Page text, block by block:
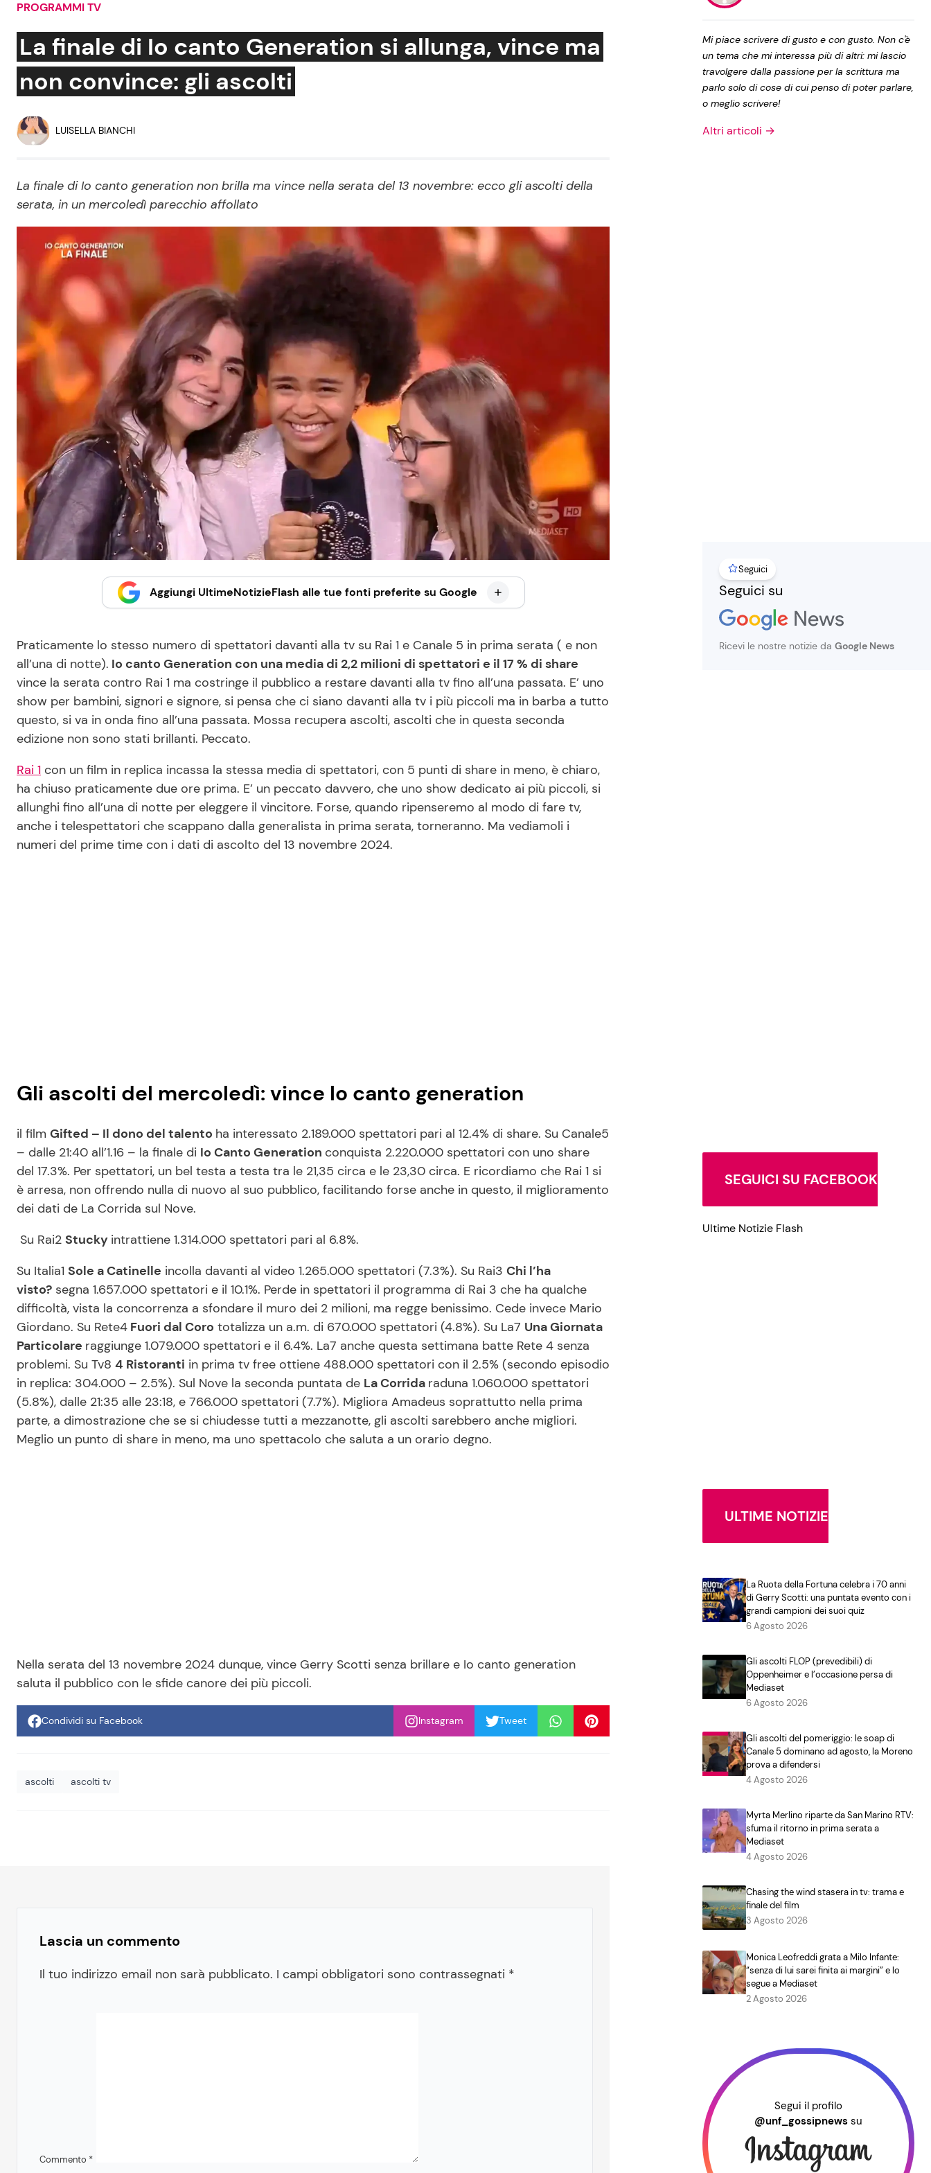
Social News
News dal mondo
Benessere
Mondo Mamma
News benessere
Viaggi e Turismo
Festività
Le Ricette in TV
Ricette Facili e Veloci
Ricette Feste
Ricette per Bambini
Privacy Policy
PROGRAMMI TV
La finale di Io canto Generation si allunga, vince ma
non convince: gli ascolti
LUISELLA BIANCHI
La finale di Io canto generation non brilla ma vince nella serata del 13 novembre: ecco gli ascolti della
serata, in un mercoledì parecchio affollato
Aggiungi UltimeNotizieFlash alle tue fonti preferite su Google
Praticamente lo stesso numero di spettatori davanti alla tv su Rai 1 e Canale 5 in prima serata ( e non
all’una di notte). Io canto Generation con una media di 2,2 milioni di spettatori e il 17 % di share
vince la serata contro Rai 1 ma costringe il pubblico a restare davanti alla tv fino all’una passata. E’ uno
show per bambini, signori e signore, si pensa che ci siano davanti alla tv i più piccoli ma in barba a tutto
questo, si va in onda fino all’una passata. Mossa recupera ascolti, ascolti che in questa seconda
edizione non sono stati brillanti. Peccato.
Rai 1 con un film in replica incassa la stessa media di spettatori, con 5 punti di share in meno, è chiaro,
ha chiuso praticamente due ore prima. E’ un peccato davvero, che uno show dedicato ai più piccoli, si
allunghi fino all’una di notte per eleggere il vincitore. Forse, quando ripenseremo al modo di fare tv,
anche i telespettatori che scappano dalla generalista in prima serata, torneranno. Ma vediamoli i
numeri del prime time con i dati di ascolto del 13 novembre 2024.
Gli ascolti del mercoledì: vince Io canto generation
il film Gifted – Il dono del talento ha interessato 2.189.000 spettatori pari al 12.4% di share. Su Canale5
– dalle 21:40 all’1.16 – la finale di Io Canto Generation conquista 2.220.000 spettatori con uno share
del 17.3%. Per spettatori, un bel testa a testa tra le 21,35 circa e le 23,30 circa. E ricordiamo che Rai 1 si
è arresa, non offrendo nulla di nuovo al suo pubblico, facilitando forse anche in questo, il miglioramento
dei dati de La Corrida sul Nove.
Su Rai2 Stucky intrattiene 1.314.000 spettatori pari al 6.8%.
Su Italia1 Sole a Catinelle incolla davanti al video 1.265.000 spettatori (7.3%). Su Rai3 Chi l’ha
visto? segna 1.657.000 spettatori e il 10.1%. Perde in spettatori il programma di Rai 3 che ha qualche
difficoltà, vista la concorrenza a sfondare il muro dei 2 milioni, ma regge benissimo. Cede invece Mario
Giordano. Su Rete4 Fuori dal Coro totalizza un a.m. di 670.000 spettatori (4.8%). Su La7 Una Giornata
Particolare raggiunge 1.079.000 spettatori e il 6.4%. La7 anche questa settimana batte Rete 4 senza
problemi. Su Tv8 4 Ristoranti in prima tv free ottiene 488.000 spettatori con il 2.5% (secondo episodio
in replica: 304.000 – 2.5%). Sul Nove la seconda puntata de La Corrida raduna 1.060.000 spettatori
(5.8%), dalle 21:35 alle 23:18, e 766.000 spettatori (7.7%). Migliora Amadeus soprattutto nella prima
parte, a dimostrazione che se si chiudesse tutti a mezzanotte, gli ascolti sarebbero anche migliori.
Meglio un punto di share in meno, ma uno spettacolo che saluta a un orario degno.
Nella serata del 13 novembre 2024 dunque, vince Gerry Scotti senza brillare e Io canto generation
saluta il pubblico con le sfide canore dei più piccoli.
Condividi su Facebook Instagram Tweet
ascolti ascolti tv
Lascia un commento
Il tuo indirizzo email non sarà pubblicato. I campi obbligatori sono contrassegnati *
Commento *
Mi piace scrivere di gusto e con gusto. Non c'è
un tema che mi interessa più di altri: mi lascio
travolgere dalla passione per la scrittura ma
parlo solo di cose di cui penso di poter parlare,
o meglio scrivere!
Altri articoli →
Seguici
Seguici su
Ricevi le nostre notizie da Google News
SEGUICI SU FACEBOOK
Ultime Notizie Flash
ULTIME NOTIZIE
La Ruota della Fortuna celebra i 70 anni
di Gerry Scotti: una puntata evento con i
grandi campioni dei suoi quiz
6 Agosto 2026
Gli ascolti FLOP (prevedibili) di
Oppenheimer e l’occasione persa di
Mediaset
6 Agosto 2026
Gli ascolti del pomeriggio: le soap di
Canale 5 dominano ad agosto, la Moreno
prova a difendersi
4 Agosto 2026
Myrta Merlino riparte da San Marino RTV:
sfuma il ritorno in prima serata a
Mediaset
4 Agosto 2026
Chasing the wind stasera in tv: trama e
finale del film
3 Agosto 2026
Monica Leofreddi grata a Milo Infante:
“senza di lui sarei finita ai margini” e lo
segue a Mediaset
2 Agosto 2026
Segui il profilo
@unf_gossipnews su